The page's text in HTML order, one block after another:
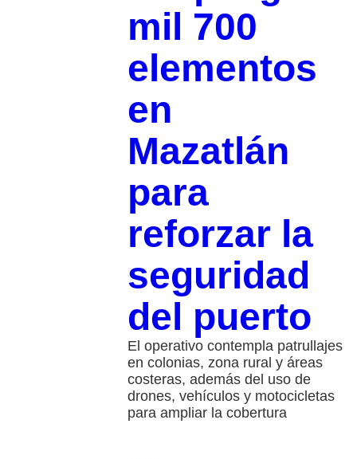
mil 700
elementos
en
Mazatlán
para
reforzar la
seguridad
del puerto
El operativo contempla patrullajes
en colonias, zona rural y áreas
costeras, además del uso de
drones, vehículos y motocicletas
para ampliar la cobertura